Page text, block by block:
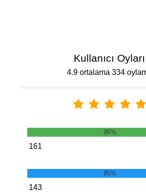
Kullanıcı Oyları
4.9 ortalama 334
96%
161
85%
143